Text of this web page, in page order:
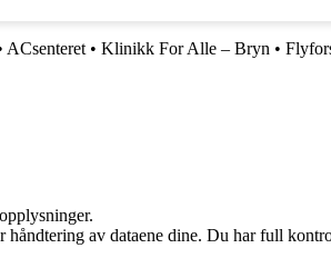
ACsenteret • Klinikk For Alle – Bryn •
av dataene dine. Du har full